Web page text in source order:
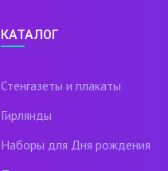
КАТАЛОГ
Стенгазеты и плакаты
Гирлянды
Наборы для Дня рождения